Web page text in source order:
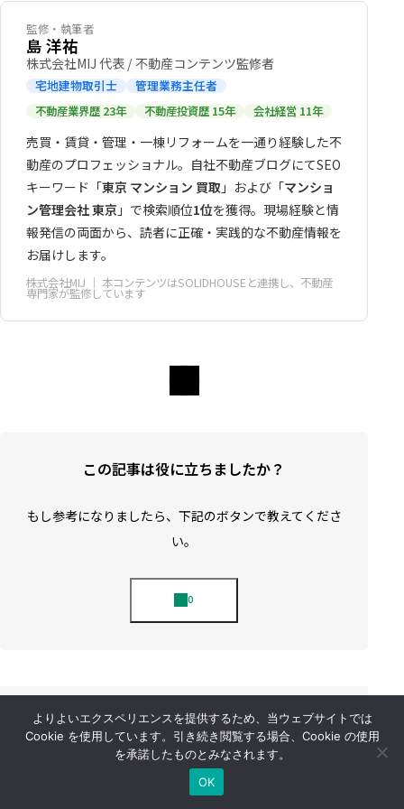
監修・執筆者
島 洋祐
株式会社MIJ 代表 / 不動産コンテンツ監修者
宅地建物取引士 管理業務主任者
不動産業界歴 23年 不動産投資歴 15年 会社経営 11年
売買・賃貸・管理・一棟リフォームを一通り経験した不
動産のプロフェッショナル。自社不動産ブログにてSEO
キーワード「東京 マンション 買取 」および「マンショ
ン管理会社 東京 」で検索順位1位を獲得。現場経験と情
報発信の両面から、読者に正確・実践的な不動産情報を
お届けします。
株式会社MIJ ｜ 本コンテンツはSOLIDHOUSEと連携し、不動産
専門家が監修しています
この記事は役に立ちましたか？
もし参考になりましたら、下記のボタンで教えてくださ
い。
島 洋祐
保有資格：（宅地建物取引士・管理業務
実務・経歴：2011年に前社で役員を経
よりよいエクスペリエンスを提供するため、当ウェブサイトでは
Cookie を使用しています。引き続き閲覧する場合、Cookie の使用
を承諾したものとみなされます。
OK